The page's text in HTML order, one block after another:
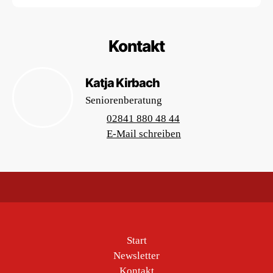
Kontakt
Katja Kirbach
Seniorenberatung
02841 880 48 44
E-Mail schreiben
Start
Newsletter